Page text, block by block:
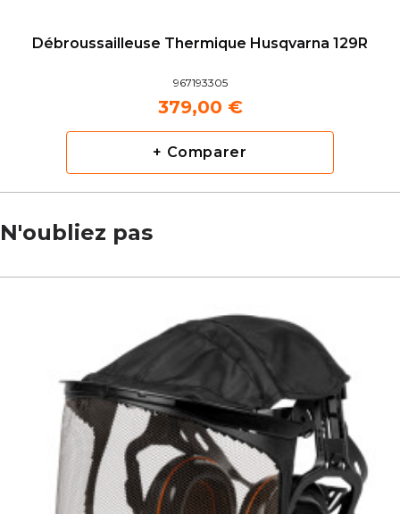
Débroussailleuse Thermique Husqvarna 129R
967193305
379,00 €
+ Comparer
N'oubliez pas